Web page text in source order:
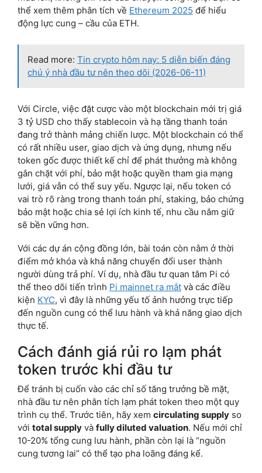
thể xem thêm phân tích về Ethereum 2025 để hiểu
động lực cung – cầu của ETH.
Read more: Tin crypto hôm nay: 5 diễn biến đáng
chú ý nhà đầu tư nên theo dõi (2026-06-11)
Với Circle, việc đặt cược vào một blockchain mới trị giá
3 tỷ USD cho thấy stablecoin và hạ tầng thanh toán
đang trở thành mảng chiến lược. Một blockchain có thể
có rất nhiều user, giao dịch và ứng dụng, nhưng nếu
token gốc được thiết kế chỉ để phát thưởng mà không
gắn chặt với phí, bảo mật hoặc quyền tham gia mạng
lưới, giá vẫn có thể suy yếu. Ngược lại, nếu token có
vai trò rõ ràng trong thanh toán phí, staking, bảo chứng
bảo mật hoặc chia sẻ lợi ích kinh tế, nhu cầu nắm giữ
sẽ bền vững hơn.
Với các dự án cộng đồng lớn, bài toán còn nằm ở thời
điểm mở khóa và khả năng chuyển đổi user thành
người dùng trả phí. Ví dụ, nhà đầu tư quan tâm Pi có
thể theo dõi tiến trình Pi mainnet ra mắt và các điều
kiện KYC, vì đây là những yếu tố ảnh hưởng trực tiếp
đến nguồn cung có thể lưu hành và khả năng giao dịch
thực tế.
Cách đánh giá rủi ro lạm phát
token trước khi đầu tư
Để tránh bị cuốn vào các chỉ số tăng trưởng bề mặt,
nhà đầu tư nên phân tích lạm phát token theo một quy
trình cụ thể. Trước tiên, hãy xem circulating supply so
với total supply và fully diluted valuation. Nếu mới chỉ
10-20% tổng cung lưu hành, phần còn lại là “nguồn
cung tương lai” có thể tạo pha loãng đáng kể.